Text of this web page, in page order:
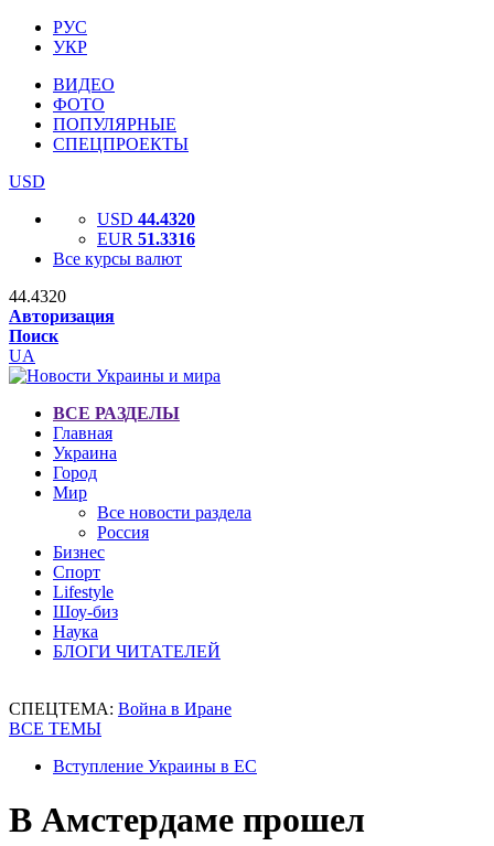
РУС
УКР
ВИДЕО
ФОТО
ПОПУЛЯРНЫЕ
СПЕЦПРОЕКТЫ
USD
USD 44.4320
EUR 51.3316
Все курсы валют
44.4320
Авторизация
Поиск
UA
ВСЕ РАЗДЕЛЫ
Главная
Украина
Город
Мир
Все новости раздела
Россия
Бизнес
Спорт
Lifestyle
Шоу-биз
Наука
БЛОГИ ЧИТАТЕЛЕЙ
СПЕЦТЕМА: Война в Иране
ВСЕ ТЕМЫ
Вступление Украины в ЕС
В Амстердаме прошел